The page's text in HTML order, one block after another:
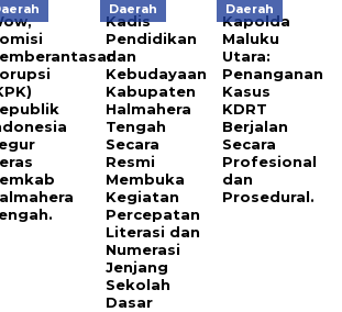
Daerah
Kadis
Pendidikan
dan
Kebudayaan
Kabupaten
Halmahera
Tengah
Secara
Resmi
Membuka
Kegiatan
Percepatan
Literasi dan
Numerasi
Jenjang
Sekolah
Dasar
Daerah
Kapolda
Maluku
Utara:
Penanganan
Kasus
KDRT
Berjalan
Secara
Profesional
dan
Prosedural.